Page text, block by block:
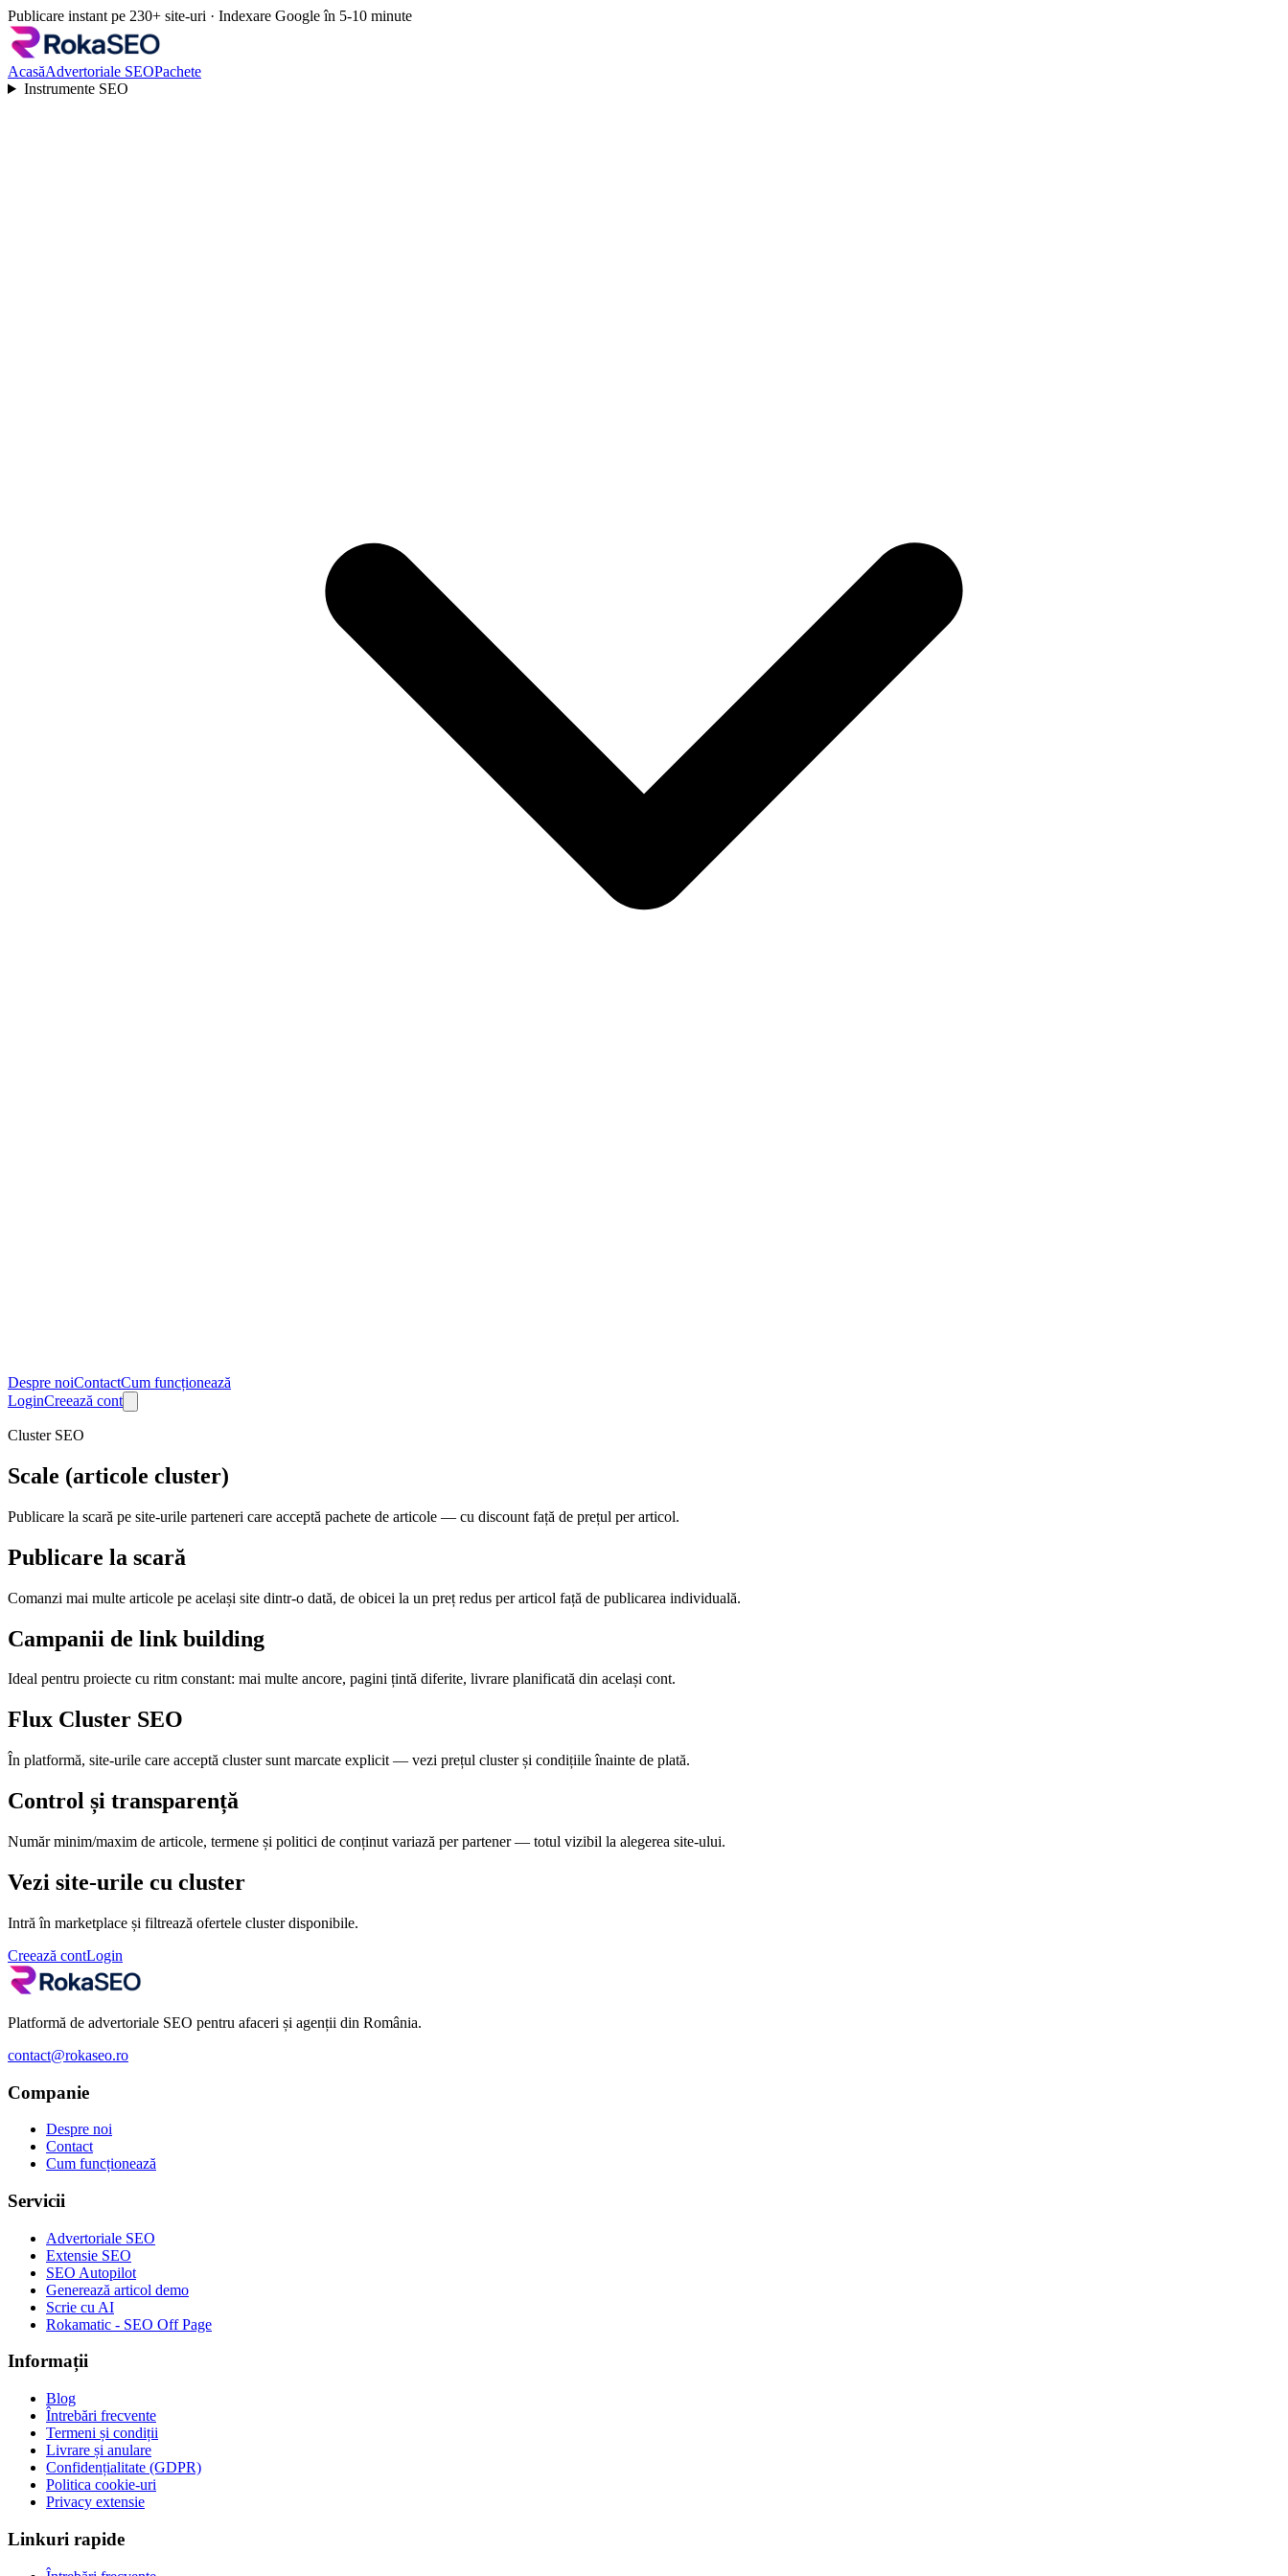
Publicare instant pe 230+ site-uri · Indexare Google în 5-10 minute
AcasăAdvertoriale SEOPachete
Instrumente SEO
Despre noiContactCum funcționează
LoginCreează cont
Cluster SEO
Scale (articole cluster)
Publicare la scară pe site-urile parteneri care acceptă pachete de articole — cu discount față de prețul per articol.
Publicare la scară
Comanzi mai multe articole pe același site dintr-o dată, de obicei la un preț redus per articol față de publicarea individuală.
Campanii de link building
Ideal pentru proiecte cu ritm constant: mai multe ancore, pagini țintă diferite, livrare planificată din același cont.
Flux Cluster SEO
În platformă, site-urile care acceptă cluster sunt marcate explicit — vezi prețul cluster și condițiile înainte de plată.
Control și transparență
Număr minim/maxim de articole, termene și politici de conținut variază per partener — totul vizibil la alegerea site-ului.
Vezi site-urile cu cluster
Intră în marketplace și filtrează ofertele cluster disponibile.
Creează contLogin
Platformă de advertoriale SEO pentru afaceri și agenții din România.
contact@rokaseo.ro
Companie
Despre noi
Contact
Cum funcționează
Servicii
Advertoriale SEO
Extensie SEO
SEO Autopilot
Generează articol demo
Scrie cu AI
Rokamatic - SEO Off Page
Informații
Blog
Întrebări frecvente
Termeni și condiții
Livrare și anulare
Confidențialitate (GDPR)
Politica cookie-uri
Privacy extensie
Linkuri rapide